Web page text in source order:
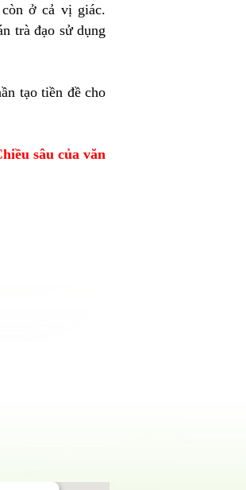
ở cả vị giác.
trà đạo sử dụng
tạo tiền đề cho
sâu của văn